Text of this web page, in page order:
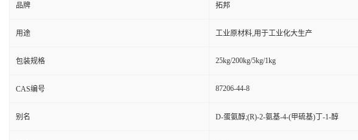
品牌 拓邦
用途 工业原材料,用于工业化大生产
包装规格 25kg/200kg/5kg/1kg
CAS编号 87206-44-8
别名 D-蛋氨醇;(R)-2-氨基-4-(甲硫基)丁-1-醇